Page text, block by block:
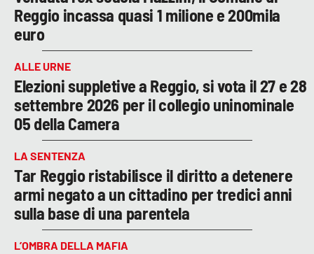
Reggio incassa quasi 1 milione e 200mila
euro
ALLE URNE
Elezioni suppletive a Reggio, si vota il 27 e 28
settembre 2026 per il collegio uninominale
05 della Camera
LA SENTENZA
Tar Reggio ristabilisce il diritto a detenere
armi negato a un cittadino per tredici anni
sulla base di una parentela
L’OMBRA DELLA MAFIA